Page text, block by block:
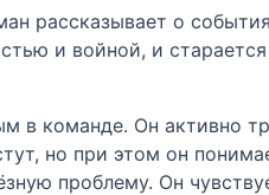
рассказывает о
и войной, и старается
в команде. Он активно
но при этом он
проблему. Он